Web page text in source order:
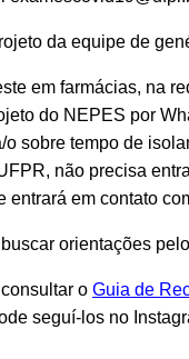
da equipe de
em farmácias, na
do NEPES por
o sobre tempo de
não precisa
entrará em contato
orientações
o Guia de
seguí-los no